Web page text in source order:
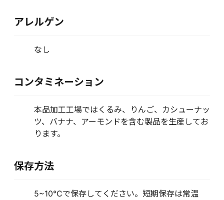
アレルゲン
なし
コンタミネーション
本品加工工場ではくるみ、りんご、カシューナッ
ツ、バナナ、アーモンドを含む製品を生産してお
ります。
保存方法
5~10°Cで保存してください。短期保存は常温